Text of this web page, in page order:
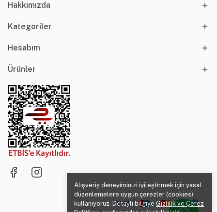
Alışveriş deneyiminizi iyileştirmek için yasal
düzenlemelere uygun çerezler (cookies)
kullanıyoruz. Detaylı bilgiye Gizlilik ve Çerez
Hakkımızda
Kategoriler
Hesabım
Ürünler